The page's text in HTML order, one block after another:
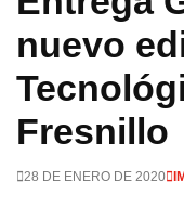
nuevo
Fresnillo
28 DE ENERO DE 2020